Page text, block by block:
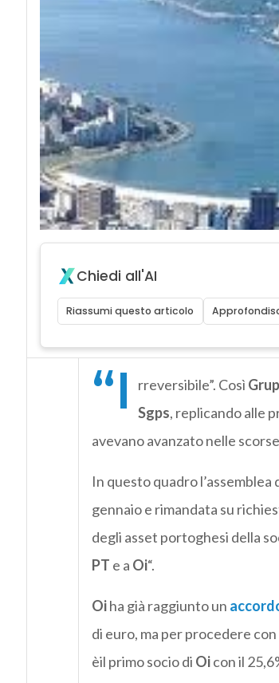
Chiedi all'AI
Riassumi questo articolo
“I rreversibile”. Così
Sgps, replicando alle
avevano avanzato nelle
In questo quadro l’assemblea
gennaio e rimandata su
degli asset portoghesi della
PT e a Oi“.
Oiha già raggiunto un
di euro, ma per procedere con
èil primo socio di Oicon il